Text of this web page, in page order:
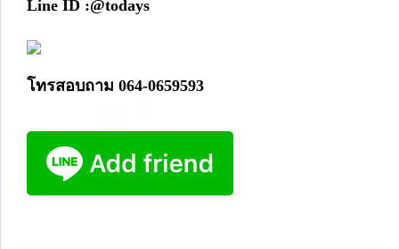
Line ID :@todays
โทรสอบถาม 064-0659593